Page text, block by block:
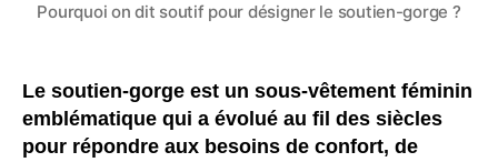
Pourquoi on dit soutif pour désigner le soutien-gorge ?
Le soutien-gorge est un sous-vêtement féminin
emblématique qui a évolué au fil des siècles
pour répondre aux besoins de confort, de